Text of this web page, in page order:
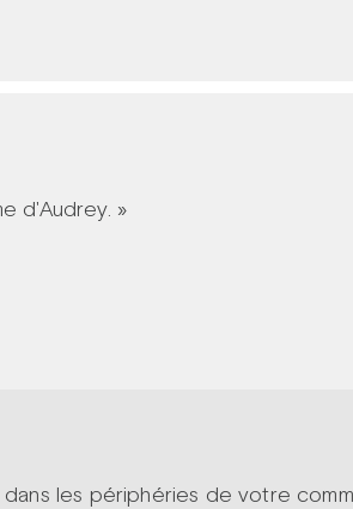
d'Audrey. »
les périphéries de votre